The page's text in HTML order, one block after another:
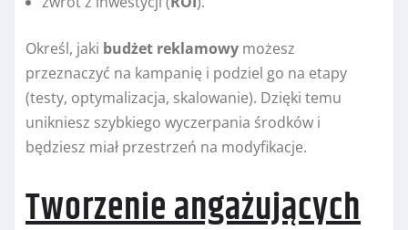
Określ, jaki budżet reklamowy możesz
przeznaczyć na kampanię i podziel go na etapy
(testy, optymalizacja, skalowanie). Dzięki temu
unikniesz szybkiego wyczerpania środków i
będziesz miał przestrzeń na modyfikacje.
Tworzenie angażujących